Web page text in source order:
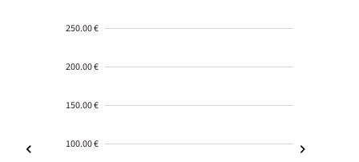
250.00 €
200.00 €
150.00 €
100.00 €